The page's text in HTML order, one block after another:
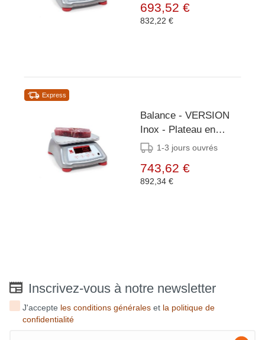
693,52 €
832,22 €
Express
Balance - VERSION
Inox - Plateau en
INOX - Plusieurs
1-3 jours ouvrés
743,62 €
892,34 €
Inscrivez-vous à notre newsletter
J'accepte les conditions générales et la politique de
confidentialité